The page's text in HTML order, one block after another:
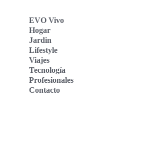
EVO Vivo
Hogar
Jardin
Lifestyle
Viajes
Tecnología
Profesionales
Contacto